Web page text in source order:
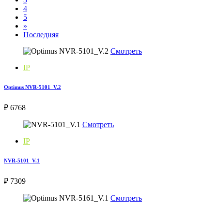
4
5
»
Последняя
Смотреть
IP
Optimus NVR-5101_V.2
₽ 6768
Смотреть
IP
NVR-5101_V.1
₽ 7309
Смотреть